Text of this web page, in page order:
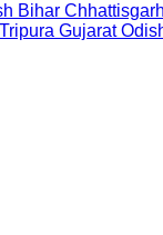
Bihar Chhattisgarh
Tripura Gujarat